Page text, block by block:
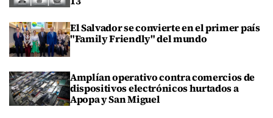
El Salvador se convierte en el primer país
"Family Friendly" del mundo
Amplían operativo contra comercios de
dispositivos electrónicos hurtados a
Apopa y San Miguel